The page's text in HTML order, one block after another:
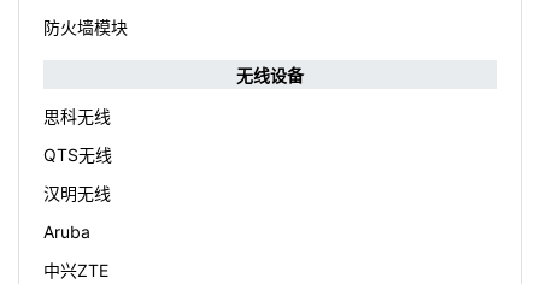
防火墙模块
无线设备
思科无线
QTS无线
汉明无线
Aruba
中兴ZTE